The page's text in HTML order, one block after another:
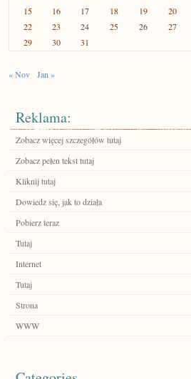
15
16 17 18 19 20
22
23 24 25 26 27
29
30 31
« Nov Jan »
Reklama:
Zobacz więcej szczegółów tutaj
Zobacz pełen tekst tutaj
Kliknij tutaj
Dowiedz się, jak to działa
Pobierz teraz
Tutaj
Internet
Tutaj
Strona
WWW